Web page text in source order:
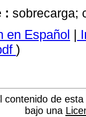
: sobrecarga;
en Español |
)
contenido de
bajo una